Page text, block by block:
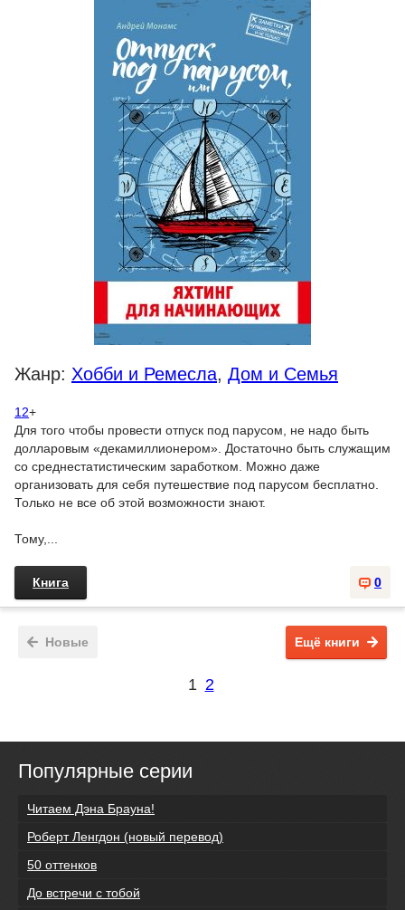
Жанр: Хобби и Ремесла, Дом и Семья
12+
Для того чтобы провести отпуск под парусом, не надо быть
долларовым «декамиллионером». Достаточно быть служащим
со среднестатистическим заработком. Можно даже
организовать для себя путешествие под парусом бесплатно.
Только не все об этой возможности знают.
Тому,...
0
Книга
Новые Ещё книги
1 2
Популярные серии
Читаем Дэна Брауна!
Роберт Ленгдон (новый перевод)
50 оттенков
До встречи с тобой